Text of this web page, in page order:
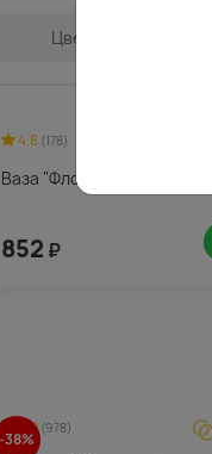
Цветы в интерьере
4.8 (178)
Ваза "Флора" стеклянная
852 ₽
-38%
4.9(978)